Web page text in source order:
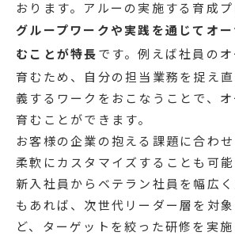
おります。アルーの実施する育成プ
グループワークや実践を通じてオ
むことが特長です。例えば社員の
育むため、自分の担当業務を捉え
義するワークをおこなうことで、
育むことができます。
お客様の企業の抱える課題に合わ
柔軟にカスタマイズすることも可能
新入社員からベテラン社員を幅広
もあれば、次世代リーダー層を対
ど、ターゲットを絞った研修を実